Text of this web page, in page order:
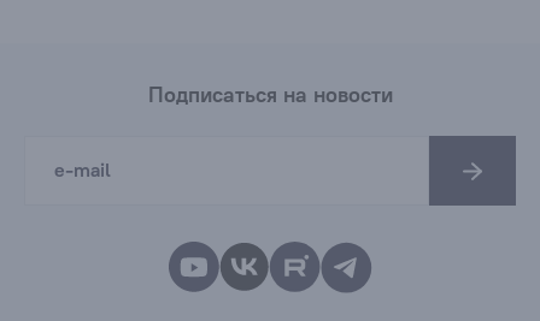
Подписаться на новости